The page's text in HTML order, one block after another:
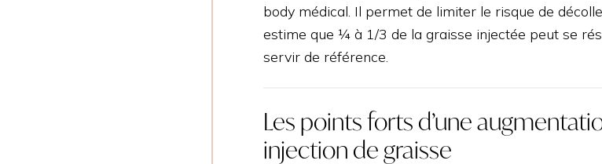
body médical. Il permet de limiter le risque de
estime que ¼ à 1/3 de la graisse injectée peut se
servir de référence.
Les points forts d’une
injection de graisse